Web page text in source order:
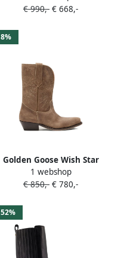
borduurwerk Groen
€ 990,- € 668,-
8%
Golden Goose Wish Star
laarzen met lage hak Grijs
1 webshop
€ 850,- € 780,-
52%